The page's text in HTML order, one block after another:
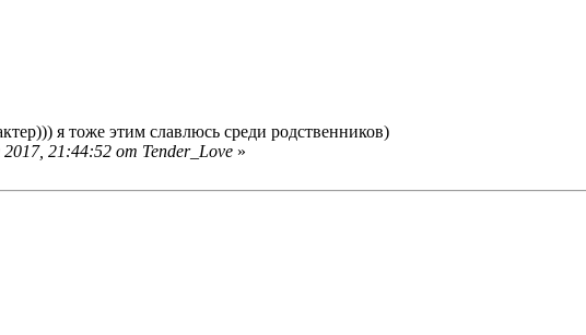
я тоже этим славлюсь среди родственников)
21:44:52 от Tender_Love »